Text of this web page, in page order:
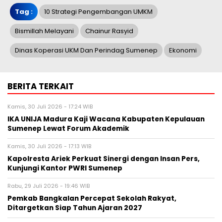
Tag : 10 Strategi Pengembangan UMKM
Bismillah Melayani Chainur Rasyid
Dinas Koperasi UKM Dan Perindag Sumenep Ekonomi
BERITA TERKAIT
Kamis, 30 Juli 2026 - 17:24 WIB
IKA UNIJA Madura Kaji Wacana Kabupaten Kepulauan
Sumenep Lewat Forum Akademik
Kamis, 30 Juli 2026 - 17:13 WIB
Kapolresta Ariek Perkuat Sinergi dengan Insan Pers,
Kunjungi Kantor PWRI Sumenep
Rabu, 29 Juli 2026 - 19:46 WIB
Pemkab Bangkalan Percepat Sekolah Rakyat,
Ditargetkan Siap Tahun Ajaran 2027